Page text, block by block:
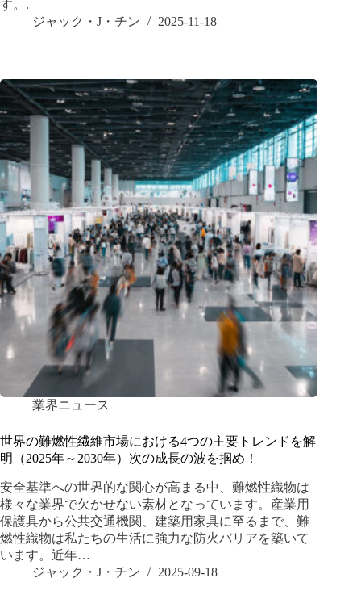
す。.
ジャック・J・チン
2025-11-18
業界ニュース
世界の難燃性繊維市場における4つの主要トレンドを解
明（2025年～2030年）次の成長の波を掴め！
安全基準への世界的な関心が高まる中、難燃性織物は
様々な業界で欠かせない素材となっています。産業用
保護具から公共交通機関、建築用家具に至るまで、難
燃性織物は私たちの生活に強力な防火バリアを築いて
います。近年…
ジャック・J・チン
2025-09-18